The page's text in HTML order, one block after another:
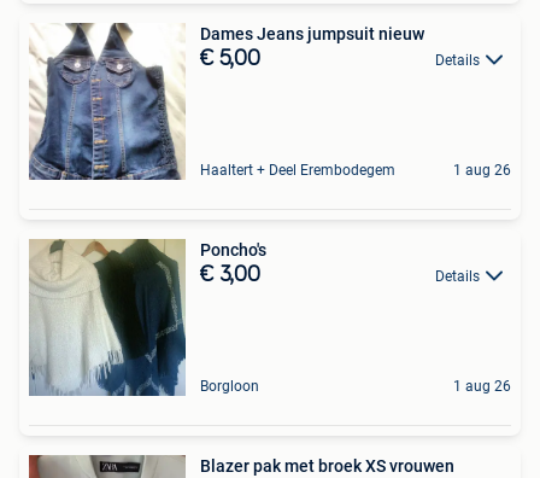
Dames Jeans jumpsuit nieuw
€ 5,00 Details
Haaltert + Deel Erembodegem 1 aug 26
Poncho's
€ 3,00 Details
Borgloon 1 aug 26
Blazer pak met broek XS vrouwen